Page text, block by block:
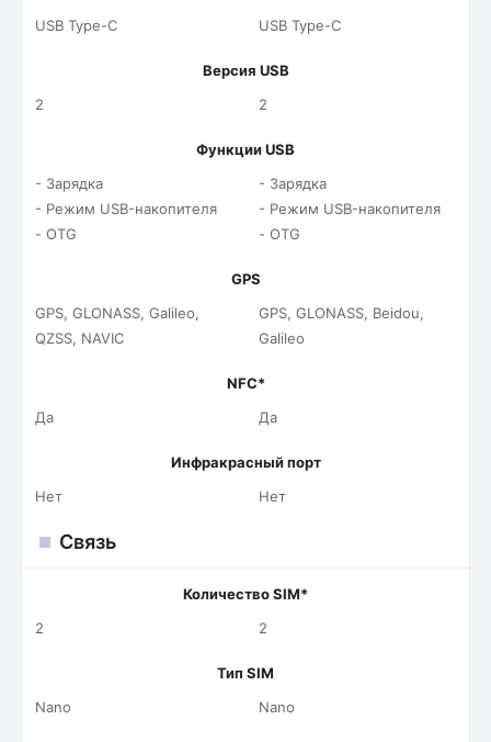
USB Type-C USB Type-C
Версия USB
2
2
Функции USB
- Зарядка
- Режим USB-накопителя
- OTG
- Зарядка
- Режим USB-накопителя
- OTG
GPS
GPS, GLONASS, Galileo,
QZSS, NAVIC
GPS, GLONASS, Beidou,
Galileo
NFC*
Да
Да
Инфракрасный порт
Нет
Нет
Связь
Количество SIM*
2
2
Тип SIM
Nano
Nano